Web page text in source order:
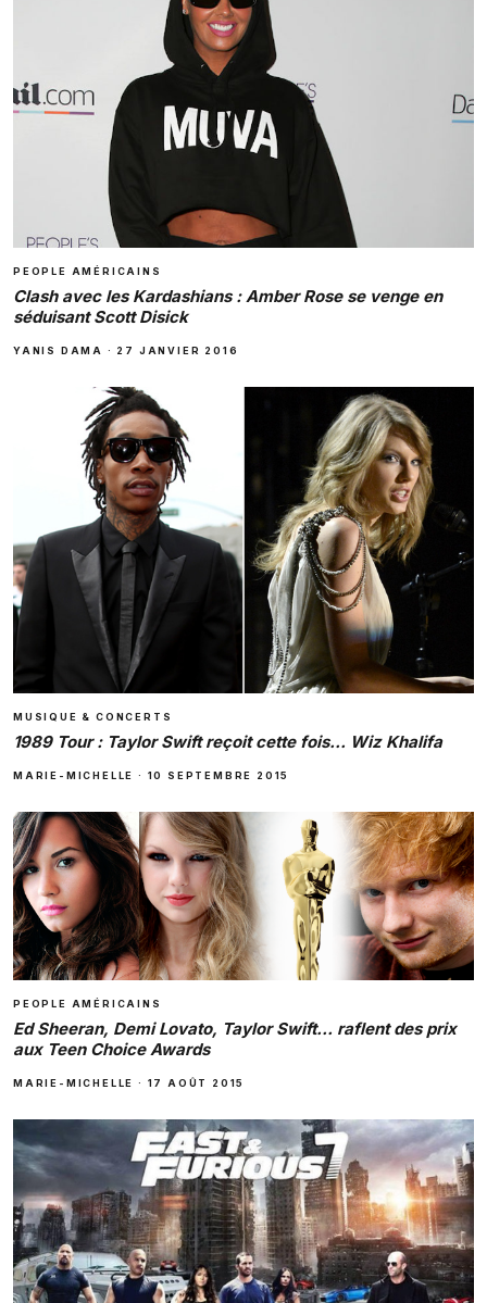
PEOPLE AMÉRICAINS
Clash avec les Kardashians : Amber Rose se venge en
séduisant Scott Disick
YANIS DAMA · 27 JANVIER 2016
MUSIQUE & CONCERTS
1989 Tour : Taylor Swift reçoit cette fois… Wiz Khalifa
MARIE-MICHELLE · 10 SEPTEMBRE 2015
PEOPLE AMÉRICAINS
Ed Sheeran, Demi Lovato, Taylor Swift… raflent des prix
aux Teen Choice Awards
MARIE-MICHELLE · 17 AOÛT 2015